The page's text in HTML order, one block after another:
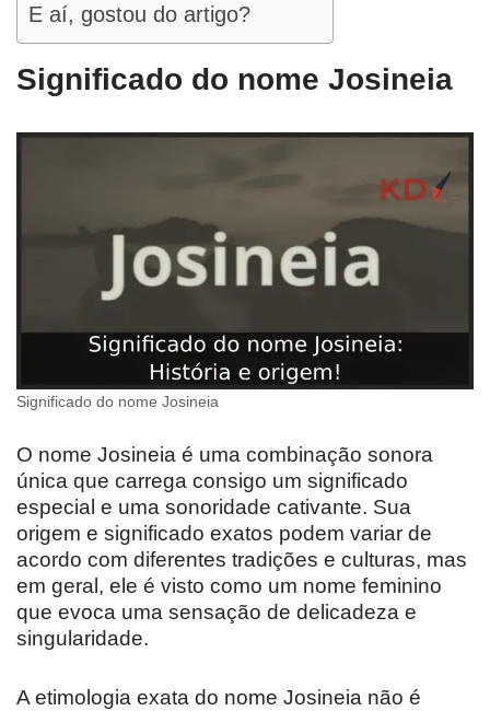
E aí, gostou do artigo?
Significado do nome Josineia
Significado do nome Josineia
O nome Josineia é uma combinação sonora
única que carrega consigo um significado
especial e uma sonoridade cativante. Sua
origem e significado exatos podem variar de
acordo com diferentes tradições e culturas, mas
em geral, ele é visto como um nome feminino
que evoca uma sensação de delicadeza e
singularidade.
A etimologia exata do nome Josineia não é